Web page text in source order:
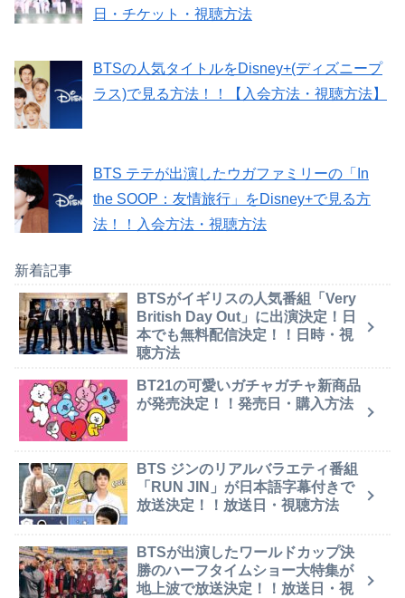
日・チケット・視聴方法
BTSの人気タイトルをDisney+(ディズニープ
ラス)で見る方法！！【入会方法・視聴方法】
BTS テテが出演したウガファミリーの「In
the SOOP：友情旅行」をDisney+で見る方
法！！入会方法・視聴方法
新着記事
BTSがイギリスの人気番組「Very
British Day Out」に出演決定！日
本でも無料配信決定！！日時・視
聴方法
BT21の可愛いガチャガチャ新商品
が発売決定！！発売日・購入方法
BTS ジンのリアルバラエティ番組
「RUN JIN」が日本語字幕付きで
放送決定！！放送日・視聴方法
BTSが出演したワールドカップ決
勝のハーフタイムショー大特集が
地上波で放送決定！！放送日・視